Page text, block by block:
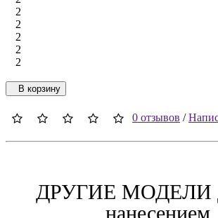
2
2
2
2
2
В корзину
0 отзывов /
ДРУГИЕ МОДЕЛИ
нанесением